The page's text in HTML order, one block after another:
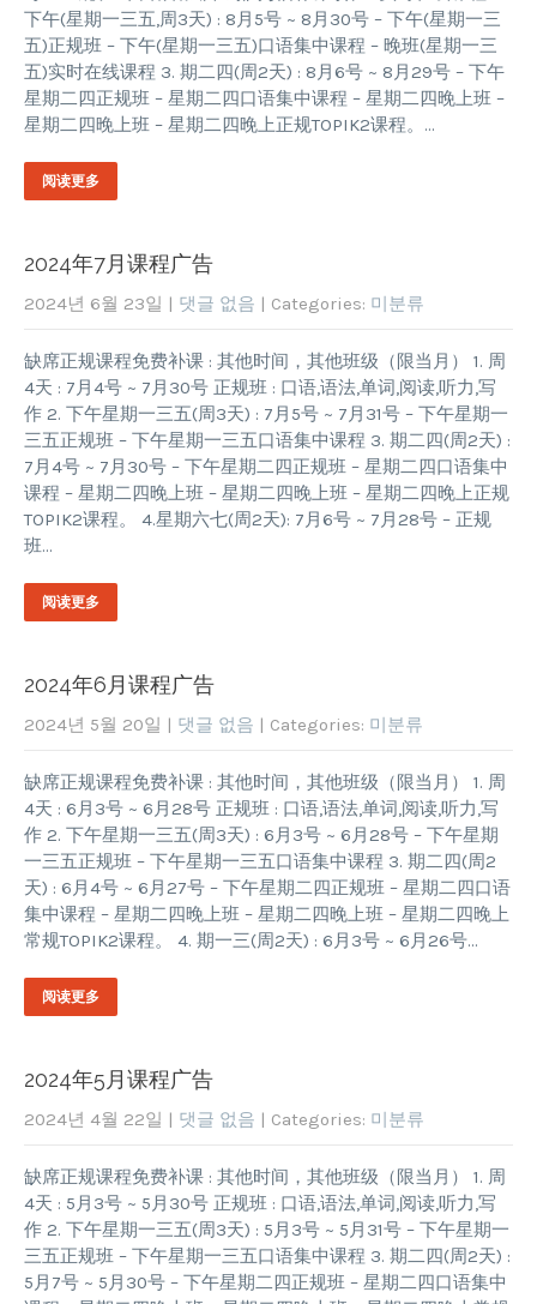
下午(星期一三五,周3天) : 8月5号 ~ 8月30号 – 下午(星期一三
五)正规班 – 下午(星期一三五)口语集中课程 – 晚班(星期一三
五)实时在线课程 3. 期二四(周2天) : 8月6号 ~ 8月29号 – 下午
星期二四正规班 – 星期二四口语集中课程 – 星期二四晚上班 –
星期二四晚上班 – 星期二四晚上正规TOPIK2课程。…
阅读更多
2024年7月课程广告
2024년 6월 23일 | 댓글 없음 | Categories: 미분류
缺席正规课程免费补课 : 其他时间，其他班级（限当月） 1. 周
4天 : 7月4号 ~ 7月30号 正规班 : 口语,语法,单词,阅读,听力,写
作 2. 下午星期一三五(周3天) : 7月5号 ~ 7月31号 – 下午星期一
三五正规班 – 下午星期一三五口语集中课程 3. 期二四(周2天) :
7月4号 ~ 7月30号 – 下午星期二四正规班 – 星期二四口语集中
课程 – 星期二四晚上班 – 星期二四晚上班 – 星期二四晚上正规
TOPIK2课程。 4.星期六七(周2天): 7月6号 ~ 7月28号 – 正规
班…
阅读更多
2024年6月课程广告
2024년 5월 20일 | 댓글 없음 | Categories: 미분류
缺席正规课程免费补课 : 其他时间，其他班级（限当月） 1. 周
4天 : 6月3号 ~ 6月28号 正规班 : 口语,语法,单词,阅读,听力,写
作 2. 下午星期一三五(周3天) : 6月3号 ~ 6月28号 – 下午星期
一三五正规班 – 下午星期一三五口语集中课程 3. 期二四(周2
天) : 6月4号 ~ 6月27号 – 下午星期二四正规班 – 星期二四口语
集中课程 – 星期二四晚上班 – 星期二四晚上班 – 星期二四晚上
常规TOPIK2课程。 4. 期一三(周2天) : 6月3号 ~ 6月26号…
阅读更多
2024年5月课程广告
2024년 4월 22일 | 댓글 없음 | Categories: 미분류
缺席正规课程免费补课 : 其他时间，其他班级（限当月） 1. 周
4天 : 5月3号 ~ 5月30号 正规班 : 口语,语法,单词,阅读,听力,写
作 2. 下午星期一三五(周3天) : 5月3号 ~ 5月31号 – 下午星期一
三五正规班 – 下午星期一三五口语集中课程 3. 期二四(周2天) :
5月7号 ~ 5月30号 – 下午星期二四正规班 – 星期二四口语集中